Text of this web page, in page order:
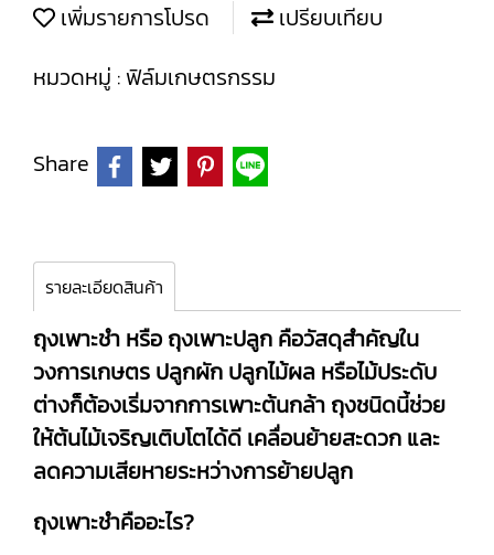
เพิ่มรายการโปรด
เปรียบเทียบ
หมวดหมู่ : ฟิล์มเกษตรกรรม
Share
รายละเอียดสินค้า
ถุงเพาะชำ หรือ ถุงเพาะปลูก คือวัสดุสำคัญใน
วงการเกษตร ปลูกผัก ปลูกไม้ผล หรือไม้ประดับ
ต่างก็ต้องเริ่มจากการเพาะต้นกล้า ถุงชนิดนี้ช่วย
ให้ต้นไม้เจริญเติบโตได้ดี เคลื่อนย้ายสะดวก และ
ลดความเสียหายระหว่างการย้ายปลูก
ถุงเพาะชำคืออะไร?